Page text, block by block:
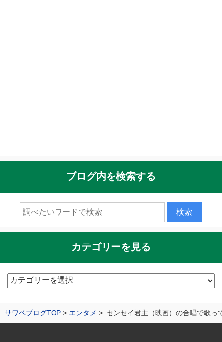
サワベブログTOP エンタメ センセイ君主（映画）の合唱で歌っ
ブログ内を検索する
カテゴリーを見る
カ
リ